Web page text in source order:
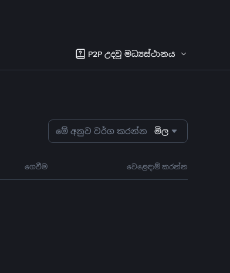
P2P උදවු මධ්‍යස්ථානය
මේ අනුව වර්ග කරන්න මිල
ගෙවීම වෙළෙඳාම් කරන්න